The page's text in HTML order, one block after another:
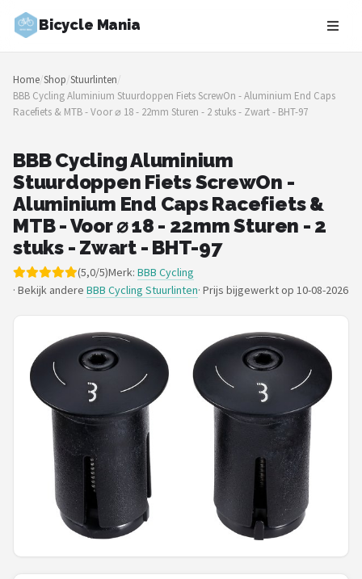
Bicycle Mania
Zoeken
NAVIGATIE
Shop
Merken
Blog
Fietsroutes
Kinderfietsen
Stadsfietsen
Elektrische fietsen
Mountainbikes
Shop
POPULAIRE MERKEN
Basil
Volare
ABUS
Home/Shop/Stuurlinten/
BBB Cycling Aluminium Stuurdoppen Fiets ScrewOn - Aluminium End Caps
Racefiets & MTB - Voor ⌀ 18 - 22mm Sturen - 2 stuks - Zwart - BHT-97
BBB Cycling Aluminium
Stuurdoppen Fiets ScrewOn -
Aluminium End Caps Racefiets &
MTB - Voor ⌀ 18 - 22mm Sturen - 2
stuks - Zwart - BHT-97
(5,0/5)Merk: BBB Cycling
· Bekijk andere BBB Cycling Stuurlinten· Prijs bijgewerkt op 10-08-2026